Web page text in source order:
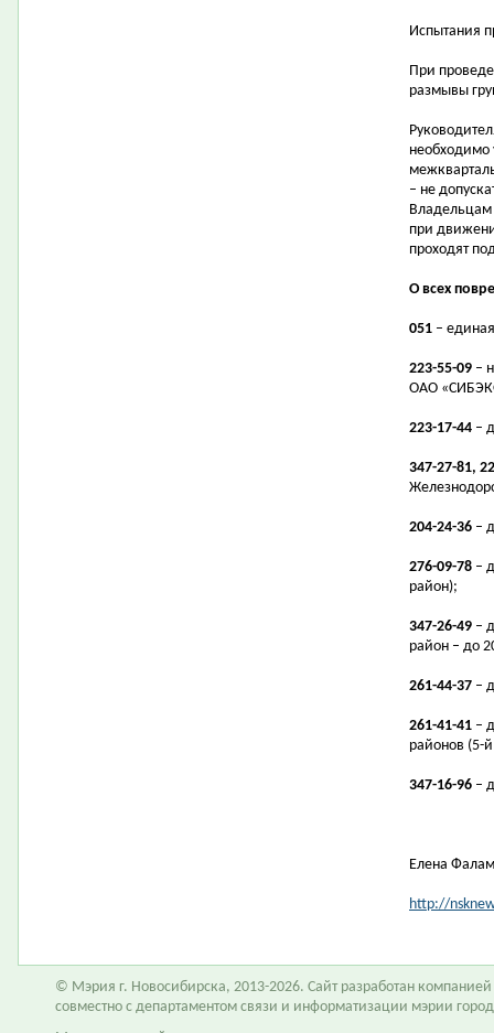
Испытания
При
размывы
необходимо
– не
Владельцам
при
проходят
О всех
051 –
223-55-09 –
ОАО
223-17-44 –
347-27-81,
204-24-36 –
276-09-78 –
район);
347-26-49 –
район – до
261-44-37 –
261-41-41 –
районов (5-
347-16-96 –
Елена
http://
© Мэрия г. Новосибирска, 2013-2026. Сайт разработан компанией
совместно с департаментом связи и информатизации мэрии